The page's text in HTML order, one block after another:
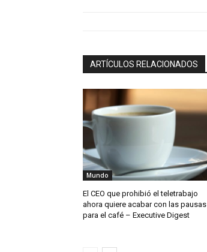
ARTÍCULOS RELACIONADOS
Mundo
El CEO que prohibió el teletrabajo
ahora quiere acabar con las pausas
para el café – Executive Digest